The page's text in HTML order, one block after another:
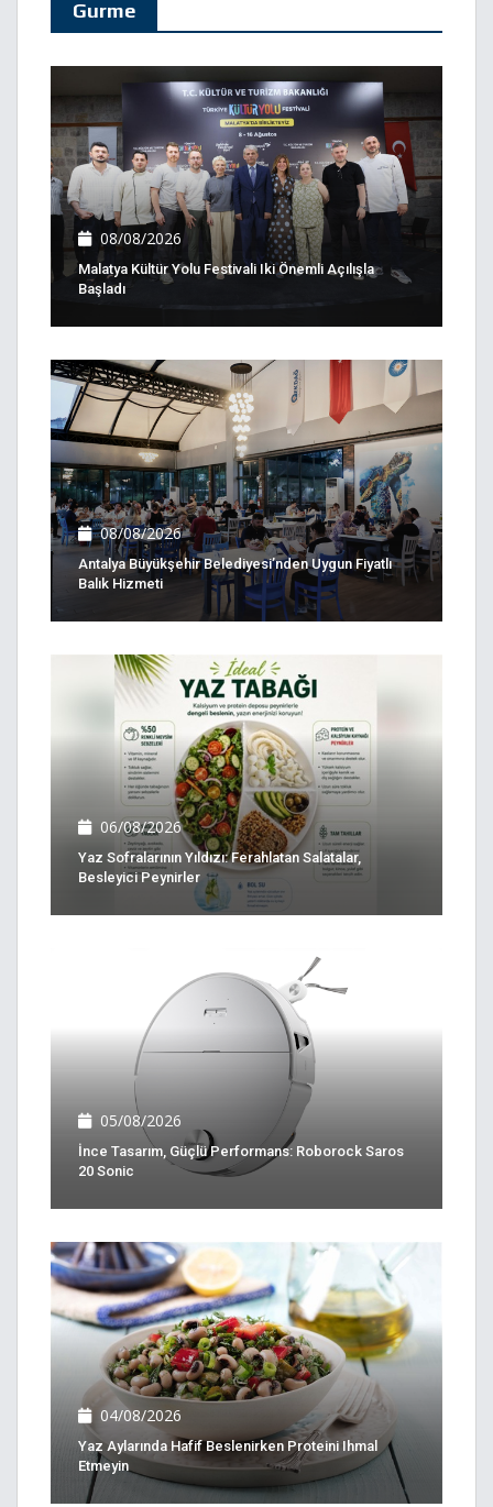
Gurme
08/08/2026
Malatya Kültür Yolu Festivali Iki Önemli Açılışla
Başladı
08/08/2026
Antalya Büyükşehir Belediyesi’nden Uygun Fiyatlı
Balık Hizmeti
06/08/2026
Yaz Sofralarının Yıldızı: Ferahlatan Salatalar,
Besleyici Peynirler
05/08/2026
İnce Tasarım, Güçlü Performans: Roborock Saros
20 Sonic
04/08/2026
Yaz Aylarında Hafif Beslenirken Proteini Ihmal
Etmeyin